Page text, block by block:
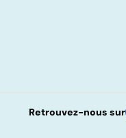
Retrouvez-nous sur